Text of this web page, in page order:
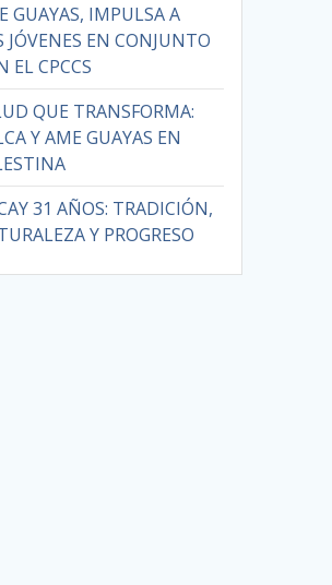
GUAYAS, IMPULSA A
JÓVENES EN CONJUNTO
EL CPCCS
QUE TRANSFORMA:
Y AME GUAYAS EN
31 AÑOS: TRADICIÓN,
Y PROGRESO